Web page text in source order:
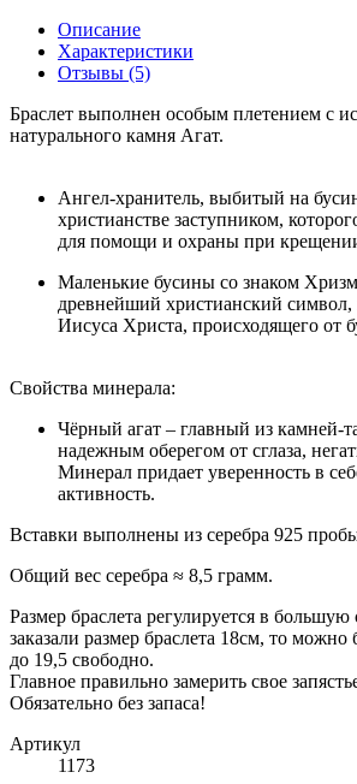
Описание
Характеристики
Отзывы (5)
Браслет выполнен особым плетением с
натурального камня Агат.
Ангел-хранитель, выбитый на
христианстве заступником,
для помощи и охраны при
Маленькие бусины со знаком
древнейший христианский
Иисуса Христа, происходящего от
Свойства минерала:
Чёрный агат – главный из камней-
надежным оберегом от сглаза,
Минерал придает уверенность в
активность.
Вставки выполнены из серебра 925
Общий вес серебра ≈ 8,5 грамм.
Размер браслета регулируется в
заказали размер браслета 18см, то можно
до 19,5 свободно.
Главное правильно замерить свое
Обязательно без запаса!
Артикул
1173